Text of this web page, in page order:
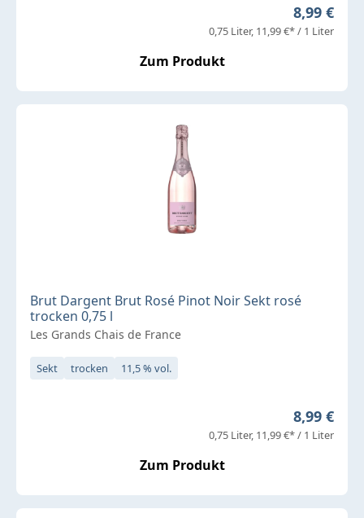
Regulärer
8,99 €
0,75 Liter 11,99 €* / 1 Liter
Zum Produkt
Brut Dargent Brut Rosé Pinot Noir Sekt rosé
trocken 0,75 l
Les Grands Chais de France
Sekt trocken 11,5 % vol.
Regulärer
8,99 €
0,75 Liter 11,99 €* / 1 Liter
Zum Produkt